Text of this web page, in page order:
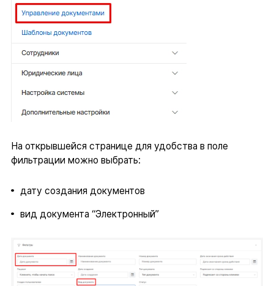
На открывшейся странице для удобства в поле
фильтрации можно выбрать:
дату создания документов
вид документа “Электронный”